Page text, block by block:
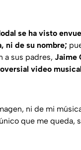
se ha visto
ni de su nombre;
a sus padres, Jaime
video
ni de mi
que me queda,